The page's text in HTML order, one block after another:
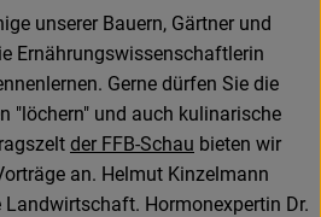
unserer Bauern, Gärtner und
Ernährungswissenschaftlerin
Gerne dürfen Sie die
"löchern" und auch kulinarische
der FFB-Schau bieten wir
an. Helmut Kinzelmann
Landwirtschaft. Hormonexpertin Dr.